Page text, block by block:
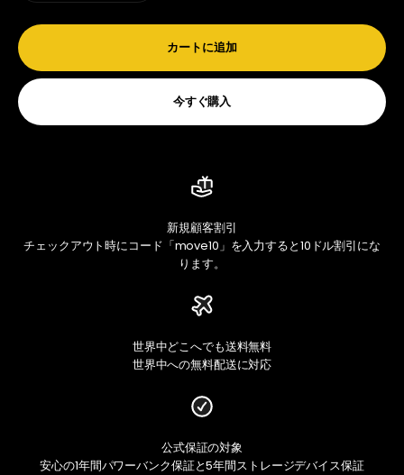
カートに追加
今すぐ購入
新規顧客割引
チェックアウト時にコード「move10」を入力すると10ドル割引にな
ります。
世界中どこへでも送料無料
世界中への無料配送に対応
公式保証の対象
安心の1年間パワーバンク保証と5年間ストレージデバイス保証